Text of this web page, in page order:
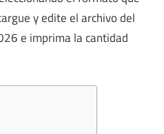
y edite el archivo del
e imprima la cantidad